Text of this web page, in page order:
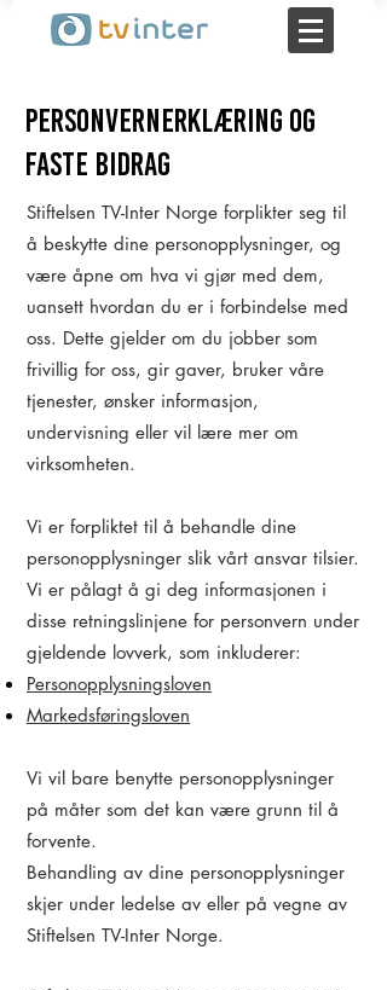
PERSONVERNERKLÆRING OG
faste bidrag
Stiftelsen TV-Inter Norge forplikter seg til
å beskytte dine personopplysninger, og
være åpne om hva vi gjør med dem,
uansett hvordan du er i forbindelse med
oss. Dette gjelder om du jobber som
frivillig for oss, gir gaver, bruker våre
tjenester, ønsker informasjon,
undervisning eller vil lære mer om
virksomheten.
Vi er forpliktet til å behandle dine
personopplysninger slik vårt ansvar tilsier.
Vi er pålagt å gi deg informasjonen i
disse retningslinjene for personvern under
gjeldende lovverk, som inkluderer:
Personopplysningsloven
Markedsføringsloven
Vi vil bare benytte personopplysninger
på måter som det kan være grunn til å
forvente.
Behandling av dine personopplysninger
skjer under ledelse av eller på vegne av
Stiftelsen TV-Inter Norge.